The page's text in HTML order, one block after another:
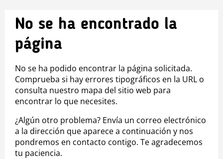
No se ha encontrado la
página
No se ha podido encontrar la página solicitada.
Comprueba si hay errores tipográficos en la URL o
consulta nuestro mapa del sitio web para
encontrar lo que necesites.
¿Algún otro problema? Envía un correo electrónico
a la dirección que aparece a continuación y nos
pondremos en contacto contigo. Te agradecemos
tu paciencia.